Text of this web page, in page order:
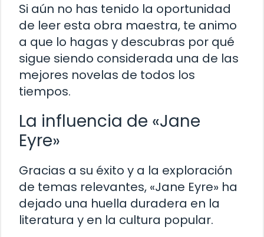
Si aún no has tenido la oportunidad
de leer esta obra maestra, te animo
a que lo hagas y descubras por qué
sigue siendo considerada una de las
mejores novelas de todos los
tiempos.
La influencia de «Jane
Eyre»
Gracias a su éxito y a la exploración
de temas relevantes, «Jane Eyre» ha
dejado una huella duradera en la
literatura y en la cultura popular.